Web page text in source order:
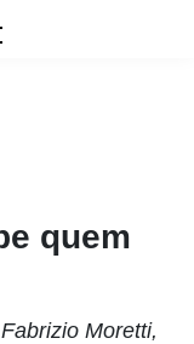
quem
Moretti,